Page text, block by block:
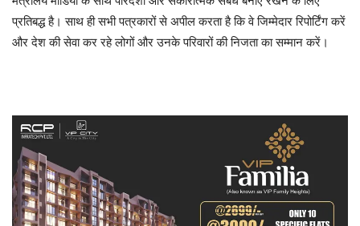
प्रतिबद्ध है। साथ ही सभी पत्रकारों से अपील करता है कि वे जिम्मेदार रिपोर्टिंग करें
और देश की सेवा कर रहे लोगों और उनके परिवारों की निजता का सम्मान करें।